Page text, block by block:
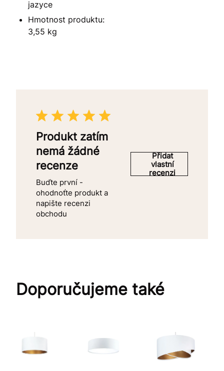
jazyce
Hmotnost produktu:
3,55 kg
Produkt zatím
nemá žádné
recenze
Buďte první -
ohodnoťte produkt a
napište recenzi
obchodu
Přidat
vlastní
recenzi
Doporučujeme také